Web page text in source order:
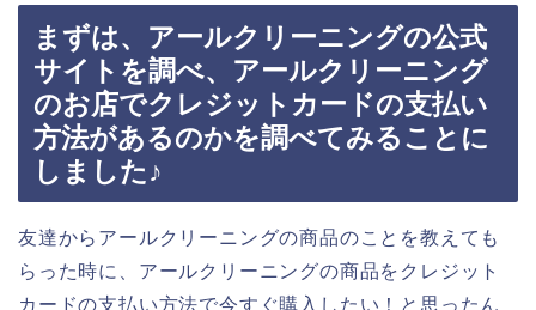
まずは、アールクリーニングの公式
サイトを調べ、アールクリーニング
のお店でクレジットカードの支払い
方法があるのかを調べてみることに
しました♪
友達からアールクリーニングの商品のことを教えても
らった時に、アールクリーニングの商品をクレジット
カードの支払い方法で今すぐ購入したい！と思ったん